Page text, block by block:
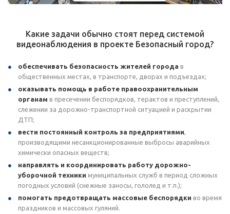
Какие задачи обычно стоят перед системой
видеонаблюдения в проекте Безопасный город?
обеспечивать безопасность жителей города в
общественных местах, в транспорте, дворах и подъездах;
оказывать помощь в работе правоохранительным
органам в пресечении беспорядков, терактов и преступлений,
слежении за дорожно-транспортной ситуацией и раскрытии
ДТП;
вести постоянный контроль за предприятиями,
производящими несанкционированные выбросы аварийных
химически опасных веществ;
направлять и координировать работу дорожно-
уборочной техники муниципальных служб в период сложных
погодных условий (снежные заносы, гололед и т.п.);
помогать предотвращать массовые беспорядки во время
праздников и массовых гуляний.